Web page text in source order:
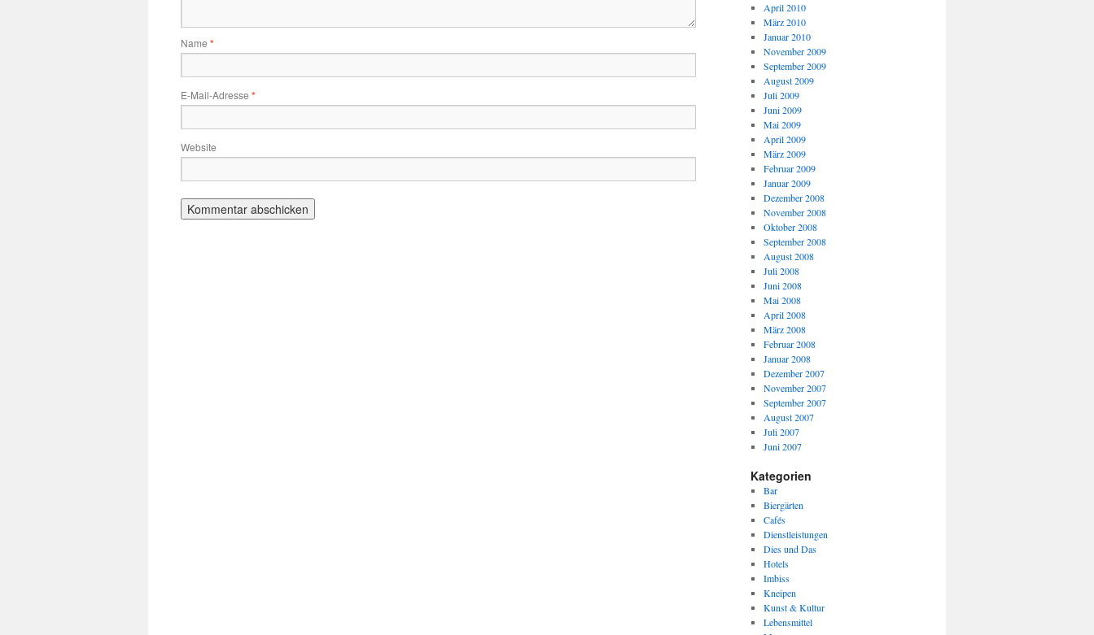
Name *
E-Mail-Adresse *
Website
April 2010
März 2010
Januar 2010
November 2009
September 2009
August 2009
Juli 2009
Juni 2009
Mai 2009
April 2009
März 2009
Februar 2009
Januar 2009
Dezember 2008
November 2008
Oktober 2008
September 2008
August 2008
Juli 2008
Juni 2008
Mai 2008
April 2008
März 2008
Februar 2008
Januar 2008
Dezember 2007
November 2007
September 2007
August 2007
Juli 2007
Juni 2007
Kategorien
Bar
Biergärten
Cafés
Dienstleistungen
Dies und Das
Hotels
Imbiss
Kneipen
Kunst & Kultur
Lebensmittel